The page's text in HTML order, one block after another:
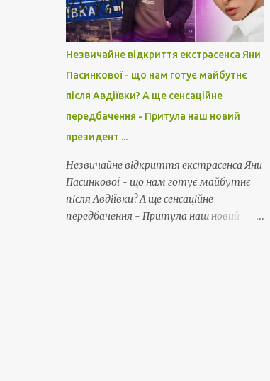
Незвичайне відкриття екстрасенса Яни
Пасинкової - що нам готує майбутнє
після Авдіївки? А ще сенсаційне
передбачення - Притула наш новий
президент ...
Незвичайне відкриття екстрасенса Яни
Пасинкової - що нам готує майбутнє
після Авдіївки? А ще сенсаційне
передбачення - Притула наш новий